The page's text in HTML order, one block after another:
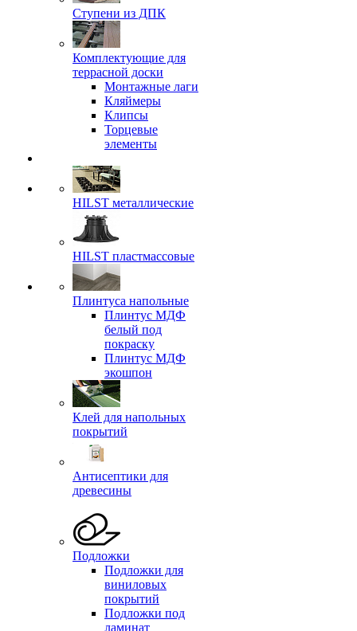
Ступени из ДПК
Комплектующие для
террасной доски
Монтажные лаги
Кляймеры
Клипсы
Торцевые
элементы
HILST металлические
HILST пластмассовые
Плинтуса напольные
Плинтус МДФ
белый под
покраску
Плинтус МДФ
экошпон
Клей для напольных
покрытий
Антисептики для
древесины
Подложки
Подложки для
виниловых
покрытий
Подложки под
ламинат